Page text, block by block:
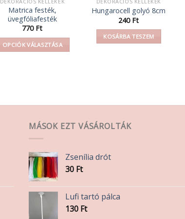
Matrica festék,
üvegfóliafesték
770 Ft
OPCIÓK VÁLASZTÁSA
A
termékoldalon
választhatók
ki
Hungarocell golyó 8cm
240 Ft
KOSÁRBA TESZEM
MÁSOK EZT VÁSÁROLTÁK
Zsenília drót
30 Ft
Lufi tartó pálca
130 Ft